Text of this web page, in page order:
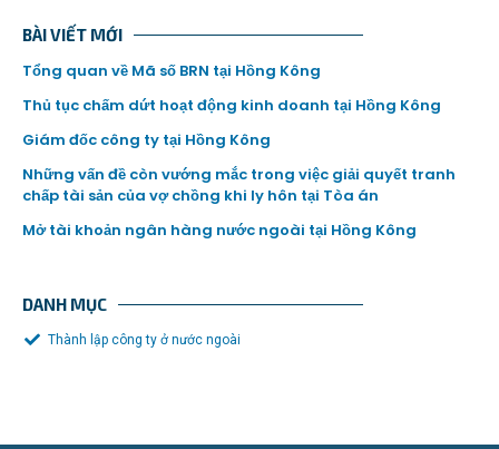
BÀI VIẾT MỚI
Tổng quan về Mã số BRN tại Hồng Kông
Thủ tục chấm dứt hoạt động kinh doanh tại Hồng Kông
Giám đốc công ty tại Hồng Kông
Những vấn đề còn vướng mắc trong việc giải quyết tranh
chấp tài sản của vợ chồng khi ly hôn tại Tòa án
Mở tài khoản ngân hàng nước ngoài tại Hồng Kông
DANH MỤC
Thành lập công ty ở nước ngoài